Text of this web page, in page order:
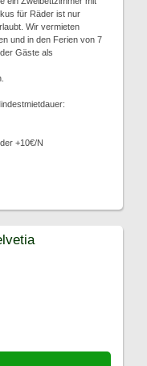
für Räder ist nur
Wir vermieten
und in den Ferien von 7
Gäste als
+10€/N